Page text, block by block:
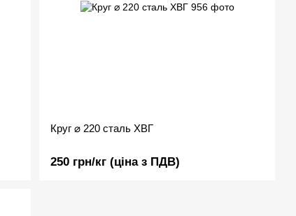
Круг ⌀ 220 сталь ХВГ
250 грн/кг (ціна з ПДВ)